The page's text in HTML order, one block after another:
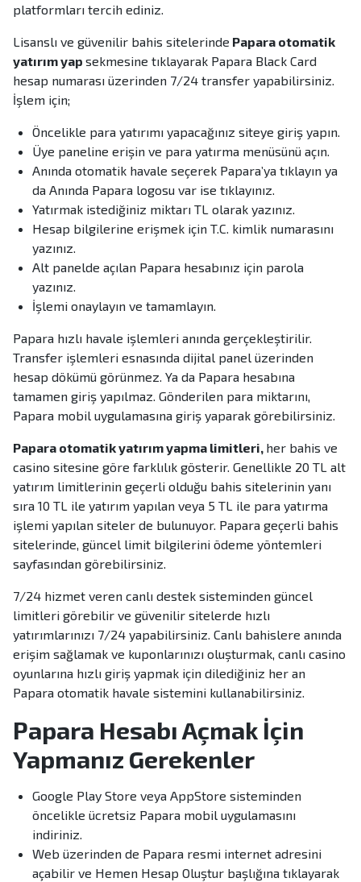
platformları tercih ediniz.
Lisanslı ve güvenilir bahis sitelerinde Papara otomatik
yatırım yap sekmesine tıklayarak Papara Black Card
hesap numarası üzerinden 7/24 transfer yapabilirsiniz.
İşlem için;
Öncelikle para yatırımı yapacağınız siteye giriş yapın.
Üye paneline erişin ve para yatırma menüsünü açın.
Anında otomatik havale seçerek Papara’ya tıklayın ya
da Anında Papara logosu var ise tıklayınız.
Yatırmak istediğiniz miktarı TL olarak yazınız.
Hesap bilgilerine erişmek için T.C. kimlik numarasını
yazınız.
Alt panelde açılan Papara hesabınız için parola
yazınız.
İşlemi onaylayın ve tamamlayın.
Papara hızlı havale işlemleri anında gerçekleştirilir.
Transfer işlemleri esnasında dijital panel üzerinden
hesap dökümü görünmez. Ya da Papara hesabına
tamamen giriş yapılmaz. Gönderilen para miktarını,
Papara mobil uygulamasına giriş yaparak görebilirsiniz.
Papara otomatik yatırım yapma limitleri, her bahis ve
casino sitesine göre farklılık gösterir. Genellikle 20 TL alt
yatırım limitlerinin geçerli olduğu bahis sitelerinin yanı
sıra 10 TL ile yatırım yapılan veya 5 TL ile para yatırma
işlemi yapılan siteler de bulunuyor. Papara geçerli bahis
sitelerinde, güncel limit bilgilerini ödeme yöntemleri
sayfasından görebilirsiniz.
7/24 hizmet veren canlı destek sisteminden güncel
limitleri görebilir ve güvenilir sitelerde hızlı
yatırımlarınızı 7/24 yapabilirsiniz. Canlı bahislere anında
erişim sağlamak ve kuponlarınızı oluşturmak, canlı casino
oyunlarına hızlı giriş yapmak için dilediğiniz her an
Papara otomatik havale sistemini kullanabilirsiniz.
Papara Hesabı Açmak İçin
Yapmanız Gerekenler
Google Play Store veya AppStore sisteminden
öncelikle ücretsiz Papara mobil uygulamasını
indiriniz.
Web üzerinden de Papara resmi internet adresini
açabilir ve Hemen Hesap Oluştur başlığına tıklayarak